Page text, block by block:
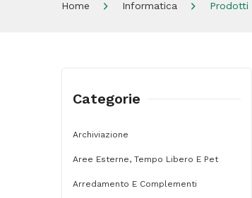
Home Informatica Prodotti
Categorie
Archiviazione
Aree Esterne, Tempo Libero E Pet
Arredamento E Complementi